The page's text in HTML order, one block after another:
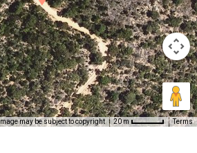
Image may be subject to copyright 20 m Terms